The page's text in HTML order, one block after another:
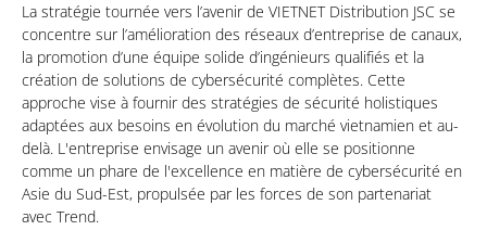
La stratégie tournée vers l’avenir de VIETNET Distribution JSC se
concentre sur l’amélioration des réseaux d’entreprise de canaux,
la promotion d’une équipe solide d’ingénieurs qualifiés et la
création de solutions de cybersécurité complètes. Cette
approche vise à fournir des stratégies de sécurité holistiques
adaptées aux besoins en évolution du marché vietnamien et au-
delà. L'entreprise envisage un avenir où elle se positionne
comme un phare de l'excellence en matière de cybersécurité en
Asie du Sud-Est, propulsée par les forces de son partenariat
avec Trend.